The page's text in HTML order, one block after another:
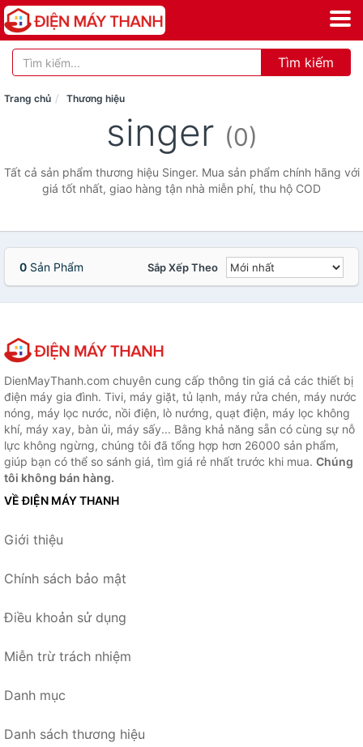
Tìm kiếm
Trang chủ Thương hiệu
singer (0)
Tất cả sản phẩm thương hiệu Singer. Mua sản phẩm chính hãng với
giá tốt nhất, giao hàng tận nhà miễn phí, thu hộ COD
0 Sản Phẩm Sắp Xếp Theo
DienMayThanh.com chuyên cung cấp thông tin giá cả các thiết bị
điện máy gia đình. Tivi, máy giặt, tủ lạnh, máy rửa chén, máy nước
nóng, máy lọc nước, nồi điện, lò nướng, quạt điện, máy lọc không
khí, máy xay, bàn ủi, máy sấy... Bằng khả năng sẵn có cùng sự nỗ
lực không ngừng, chúng tôi đã tổng hợp hơn 26000 sản phẩm,
giúp bạn có thể so sánh giá, tìm giá rẻ nhất trước khi mua. Chúng
tôi không bán hàng.
VỀ ĐIỆN MÁY THANH
Giới thiệu
Chính sách bảo mật
Điều khoản sử dụng
Miễn trừ trách nhiệm
Danh mục
Danh sách thương hiệu